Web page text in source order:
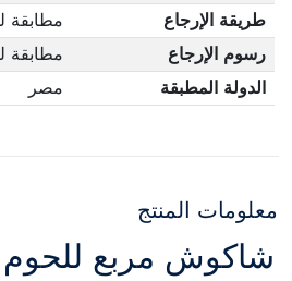
طريقة الإرجاع
مطابقة
رسوم الإرجاع
مطابقة
الدولة المطبقة
مصر
معلومات المنتج
شاكوش مربع